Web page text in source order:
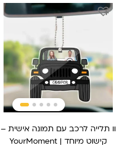
וו תלייה לרכב עם תמונה אישית –
קישוט מיוחד | YourMoment